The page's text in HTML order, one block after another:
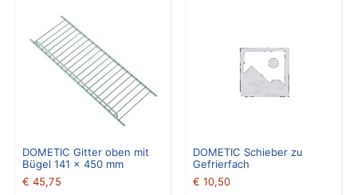
DOMETIC Gitter oben mit
Bügel 141 x 450 mm
€ 45,75
DOMETIC Schieber zu
Gefrierfach
€ 10,50